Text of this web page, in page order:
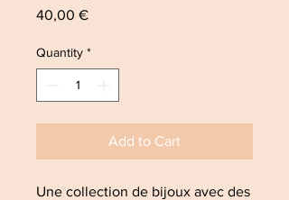
40,00 €Price
Quantity *
Add to Cart
Une collection de bijoux avec des